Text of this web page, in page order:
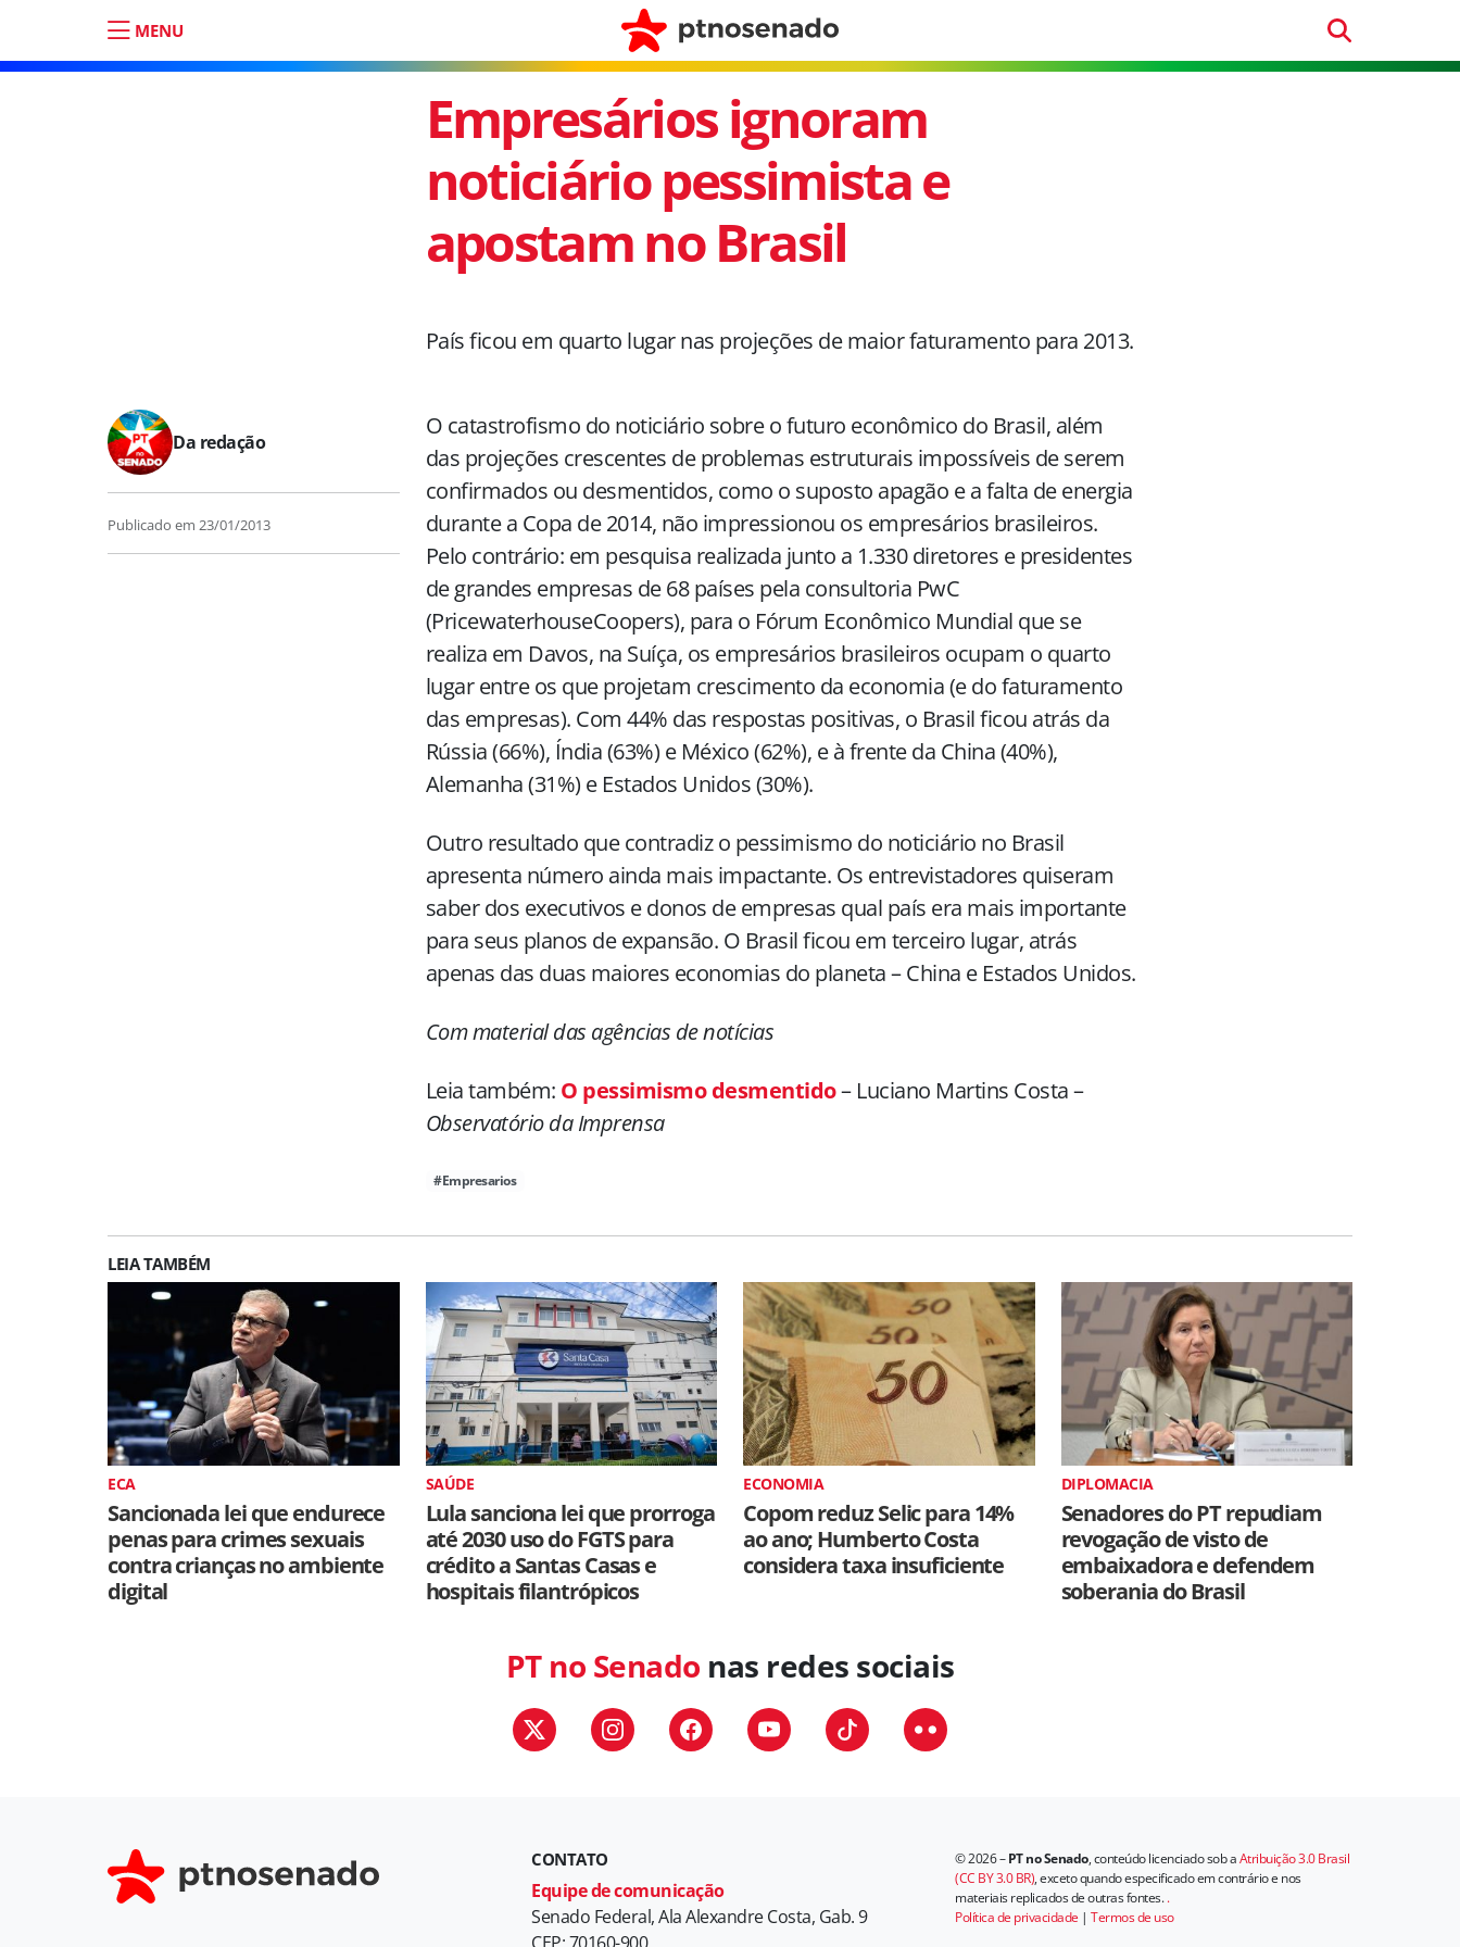
MENU
Empresários ignoram
noticiário pessimista e
apostam no Brasil
País ficou em quarto lugar nas projeções de maior faturamento para 2013.
Da redação
Publicado em 23/01/2013
O catastrofismo do noticiário sobre o futuro econômico do Brasil, além
das projeções crescentes de problemas estruturais impossíveis de serem
confirmados ou desmentidos, como o suposto apagão e a falta de energia
durante a Copa de 2014, não impressionou os empresários brasileiros.
Pelo contrário: em pesquisa realizada junto a 1.330 diretores e presidentes
de grandes empresas de 68 países pela consultoria PwC
(PricewaterhouseCoopers), para o Fórum Econômico Mundial que se
realiza em Davos, na Suíça, os empresários brasileiros ocupam o quarto
lugar entre os que projetam crescimento da economia (e do faturamento
das empresas). Com 44% das respostas positivas, o Brasil ficou atrás da
Rússia (66%), Índia (63%) e México (62%), e à frente da China (40%),
Alemanha (31%) e Estados Unidos (30%).
Outro resultado que contradiz o pessimismo do noticiário no Brasil
apresenta número ainda mais impactante. Os entrevistadores quiseram
saber dos executivos e donos de empresas qual país era mais importante
para seus planos de expansão. O Brasil ficou em terceiro lugar, atrás
apenas das duas maiores economias do planeta – China e Estados Unidos.
Com material das agências de notícias
Leia também: O pessimismo desmentido– Luciano Martins Costa –
Observatório da Imprensa
#Empresarios
LEIA TAMBÉM
ECA
Sancionada lei que endurece
penas para crimes sexuais
contra crianças no ambiente
digital
SAÚDE
Lula sanciona lei que prorroga
até 2030 uso do FGTS para
crédito a Santas Casas e
hospitais filantrópicos
ECONOMIA
Copom reduz Selic para 14%
ao ano; Humberto Costa
considera taxa insuficiente
DIPLOMACIA
Senadores do PT repudiam
revogação de visto de
embaixadora e defendem
soberania do Brasil
PT no Senado nas redes sociais
CONTATO
Equipe de comunicação
Senado Federal, Ala Alexandre Costa, Gab. 9
© 2026 –PT no Senado, conteúdo licenciado sob aAtribuição 3.0 Brasil
(CC BY 3.0 BR), exceto quando especificado em contrário e nos
materiais replicados de outras fontes..
Política de privacidade | Termos de uso